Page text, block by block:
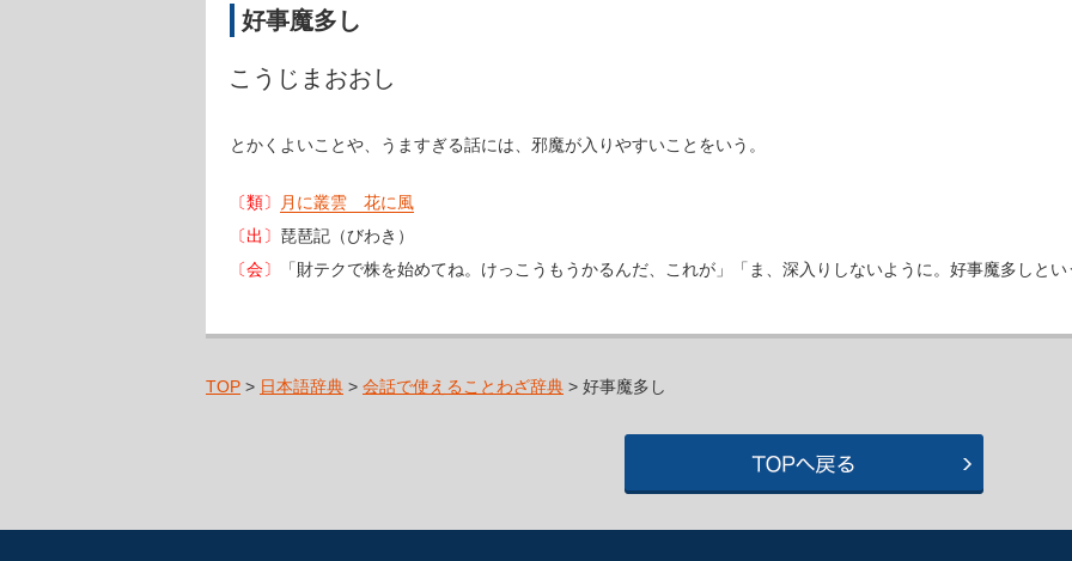
好事魔多し
こうじまおおし
とかくよいことや、うますぎる話には、邪魔が入りやすいことをいう。
〔類〕
月に叢雲 花に風
〔出〕 琵琶記（びわき）
〔会〕
「財テクで株を始めてね。けっこうもうかるんだ、これが」「ま、深入りしないように。好事魔多しと
TOP > 日本語辞典 > 会話で使えることわざ辞典 > 好事魔多し